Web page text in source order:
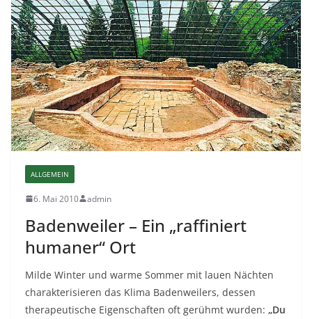
ALLGEMEIN
6. Mai 2010 admin
Badenweiler – Ein „raffiniert
humaner“ Ort
Milde Winter und warme Sommer mit lauen Nächten
charakterisieren das Klima Badenweilers, dessen
therapeutische Eigenschaften oft gerühmt wurden: „Du